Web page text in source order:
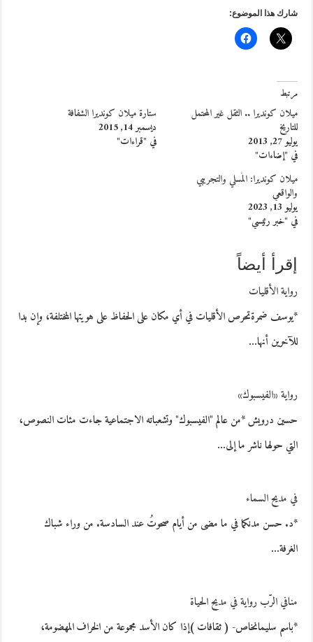
شارك هذا الموضوع:
مرتبط
ميلان كونديرا .. الثقل غير المحتمل
للتاريخ
يوليو 27, 2013
في "إضاءات"
ستارة ميلان كونديرا الشفافة
ديسمبر 14, 2015
في "قراءات"
ميلان كونديرا: المُسلي والتجريبي
والواقعي
يوليو 13, 2023
في "خبر رئيسي"
إقرأ أيضاً
رواية الأقليات
*يوسف ضمرةتحرص الأقليات في أي مكان على الحفاظ على هويتها المختلفة، وإن بدا
للآخرين أنها…
رواية «الفيسبوك»
حسين درويش *من عالم "الفيسبوك" وتشعباته الاجتماعية جاءت مئات النصوص،
التي حولها ناشر ما إلى…
في مديح السماء
*د. حسن مدنكما في ما مضى من أيام صحوتُ عند السادسة. من وراء شباك
الغرفة…
منافي الرّب رواية في مديح الحياة
*باسم سليمانخاص- ( ثقافات )إذا كان الأسد مجموعة من الخراف المهضومة،